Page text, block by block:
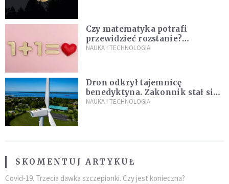
Czy matematyka potrafi
przewidzieć rozstanie?
Naukowcy stworzyli model
NAUKA I TECHNOLOGIA
Dron odkrył tajemnicę
benedyktyna. Zakonnik stał się
sławny
NAUKA I TECHNOLOGIA
SKOMENTUJ ARTYKUŁ
Covid-19. Trzecia dawka szczepionki. Czy jest konieczna?